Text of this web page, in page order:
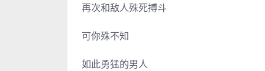
再次和敌人殊死搏斗
可你殊不知
如此勇猛的男人